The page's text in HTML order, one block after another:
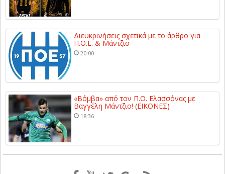
Διευκρινήσεις σχετικά με το άρθρο για
Π.Ο.Ε. & Μάντζιο
20:00
«Βόμβα» από τον Π.Ο. Ελασσόνας με
Βαγγέλη Μάντζιο! (ΕΙΚΟΝΕΣ)
18:36